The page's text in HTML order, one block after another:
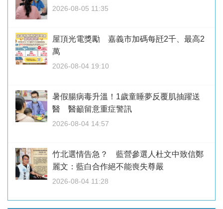
2026-08-05 11:35
屋頂光電獎勵 嘉義市加碼每瓩2千、最高2
萬
2026-08-04 19:10
暑假腸病毒升溫！1歲童睡夢反覆肌抽躍送
醫 醫籲留意重症警訊
2026-08-04 14:57
竹北選情告急？ 藍營參選人杜文中致信鄭
麗文：藍白合作絕不能喪失尊嚴
2026-08-04 11:28